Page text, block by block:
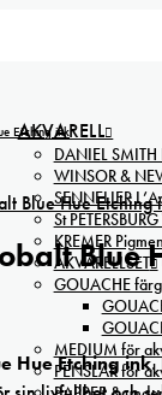
AKVARELL
DANIEL
WINSOR &
SENNELIER
St
KREMER
AKVARELLSET
GOUACHE
MEDIUM för
PENSLAR för
Etching ink
Blue
Hue Etching ink.